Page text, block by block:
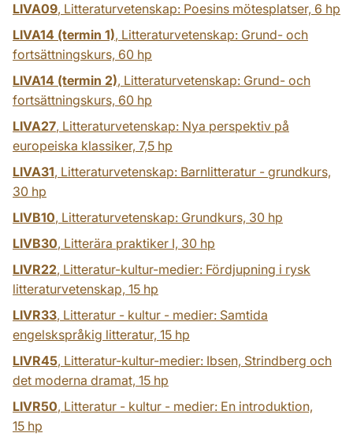
LIVA09, Litteraturvetenskap: Poesins mötesplatser, 6 hp
LIVA14 (termin 1), Litteraturvetenskap: Grund- och
fortsättningskurs, 60 hp
LIVA14 (termin 2), Litteraturvetenskap: Grund- och
fortsättningskurs, 60 hp
LIVA27, Litteraturvetenskap: Nya perspektiv på
europeiska klassiker, 7,5 hp
LIVA31, Litteraturvetenskap: Barnlitteratur - grundkurs,
30 hp
LIVB10, Litteraturvetenskap: Grundkurs, 30 hp
LIVB30, Litterära praktiker I, 30 hp
LIVR22, Litteratur-kultur-medier: Fördjupning i rysk
litteraturvetenskap, 15 hp
LIVR33, Litteratur - kultur - medier: Samtida
engelskspråkig litteratur, 15 hp
LIVR45, Litteratur-kultur-medier: Ibsen, Strindberg och
det moderna dramat, 15 hp
LIVR50, Litteratur - kultur - medier: En introduktion,
15 hp